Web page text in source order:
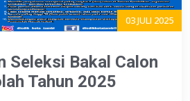
03 JULI 2025
Seleksi Bakal Calon
Tahun 2025